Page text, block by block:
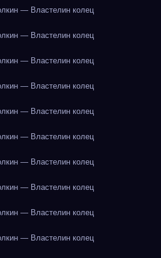
— Властелин колец
— Властелин колец
— Властелин колец
— Властелин колец
— Властелин колец
— Властелин колец
— Властелин колец
— Властелин колец
— Властелин колец
— Властелин колец